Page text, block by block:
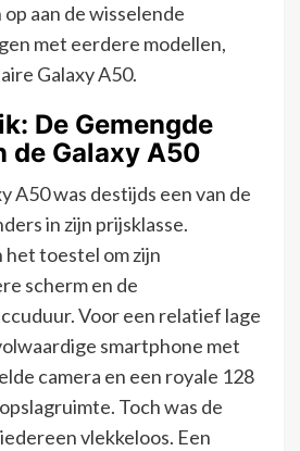
aan de wisselende
met eerdere modellen,
Galaxy A50.
De Gemengde
de Galaxy A50
A50 was destijds een van de
in zijn prijsklasse.
toestel om zijn
scherm en de
Voor een relatief lage
smartphone met
camera en een royale 128
Toch was de
vlekkeloos. Een